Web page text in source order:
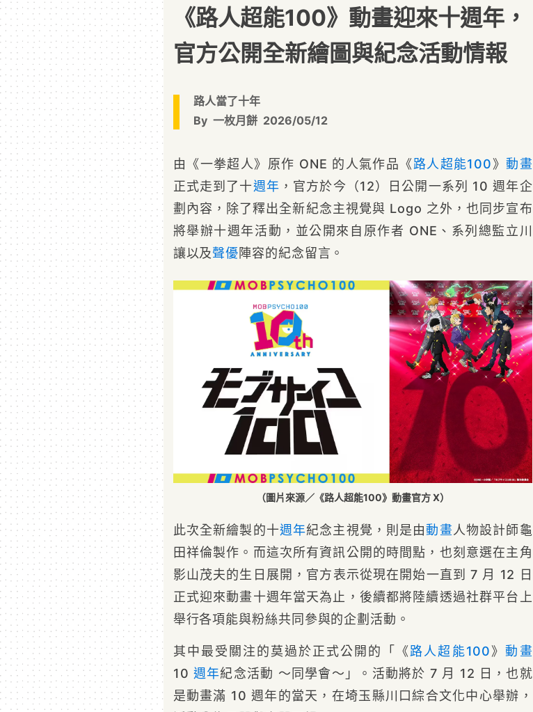
《路人超能100》動畫迎來十週年，
官方公開全新繪圖與紀念活動情報
路人當了十年
By 一枚月餅 2026/05/12
由《一拳超人》原作 ONE 的人氣作品《路人超能100》動畫
正式走到了十週年 ，官方於今（12）日公開一系列 10 週年企
劃內容，除了釋出全新紀念主視覺與 Logo 之外，也同步宣布
將舉辦十週年活動，並公開來自原作者 ONE、系列總監立川
讓以及聲優陣容的紀念留言。
（圖片來源／《路人超能100》動畫官方 X）
此次全新繪製的十週年紀念主視覺，則是由動畫人物設計師龜
田祥倫製作。而這次所有資訊公開的時間點，也刻意選在主角
影山茂夫的生日展開，官方表示從現在開始一直到 7 月 12 日
正式迎來動畫十週年當天為止，後續都將陸續透過社群平台上
舉行各項能與粉絲共同參與的企劃活動。
其中最受關注的莫過於正式公開的「《路人超能100》動畫
10 週年紀念活動 ～同學會～」。活動將於 7 月 12 日，也就
是動畫滿 10 週年的當天，在埼玉縣川口綜合文化中心舉辦，